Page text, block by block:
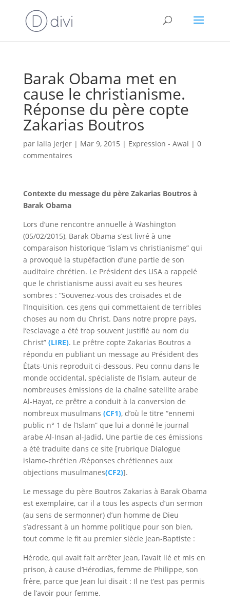
Barak Obama met en
cause le christianisme.
Réponse du père copte
Zakarias Boutros
par lalla jerjer| Mar 9, 2015 | Expression - Awal | 0
commentaires
Contexte du message du père Zakarias Boutros à
Barak Obama
Lors d’une rencontre annuelle à Washington
(05/02/2015), Barak Obama s’est livré à une
comparaison historique “islam vs christianisme” qui
a provoqué la stupéfaction d’une partie de son
auditoire chrétien. Le Président des USA a rappelé
que le christianisme aussi avait eu ses heures
sombres : “Souvenez-vous des croisades et de
l’Inquisition, ces gens qui commettaient de terribles
choses au nom du Christ. Dans notre propre pays,
l’esclavage a été trop souvent justifié au nom du
Christ” (LIRE). Le prêtre copte Zakarias Boutros a
répondu en publiant un message au Président des
États-Unis reproduit ci-dessous. Peu connu dans le
monde occidental, spécialiste de l’islam, auteur de
nombreuses émissions de la chaîne satellite arabe
Al-Hayat, ce prêtre a conduit à la conversion de
nombreux musulmans (CF1), d’où le titre “ennemi
public n° 1 de l’Islam” que lui a donné le journal
arabe Al-Insan al-Jadid. Une partie de ces émissions
a été traduite dans ce site [rubrique Dialogue
islamo-chrétien /Réponses chrétiennes aux
objections musulmanes(CF2)].
Le message du père Boutros Zakarias à Barak Obama
est exemplaire, car il a tous les aspects d’un sermon
(au sens de sermonner) d’un homme de Dieu
s’adressant à un homme politique pour son bien,
tout comme le fit au premier siècle Jean-Baptiste :
Hérode, qui avait fait arrêter Jean, l’avait lié et mis en
prison, à cause d’Hérodias, femme de Philippe, son
frère, parce que Jean lui disait : Il ne t’est pas permis
de l’avoir pour femme.